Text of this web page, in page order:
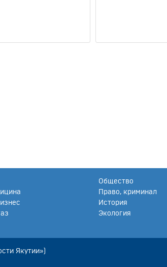
Общество
Право, криминал
История
Экология
Якутии»)